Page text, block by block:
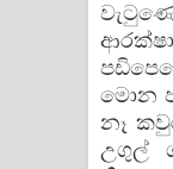
මොන
නෑ
උගුල්